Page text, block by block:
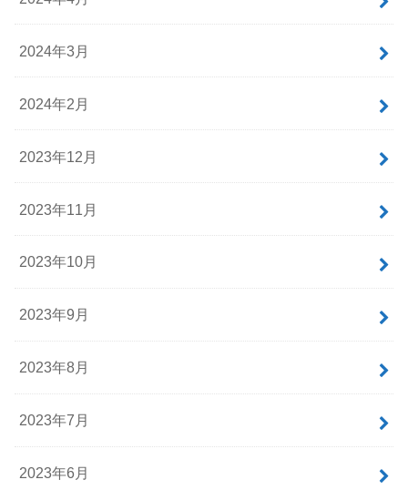
2024年3月
2024年2月
2023年12月
2023年11月
2023年10月
2023年9月
2023年8月
2023年7月
2023年6月